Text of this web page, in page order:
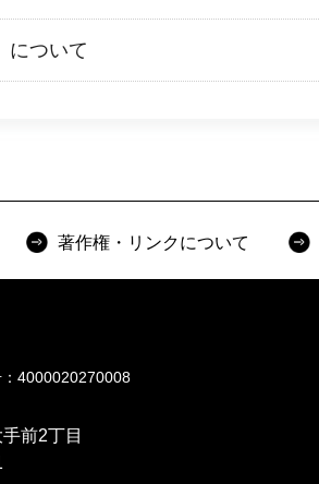
について
著作権・リンクについて
4000020270008
前2丁目